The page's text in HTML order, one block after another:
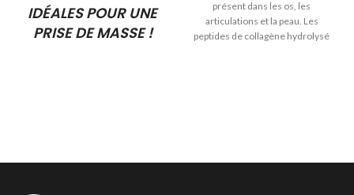
IDÉALES POUR UNE
PRISE DE MASSE !
présent dans les os, les
articulations et la peau. Les
peptides de collagène hydrolysé